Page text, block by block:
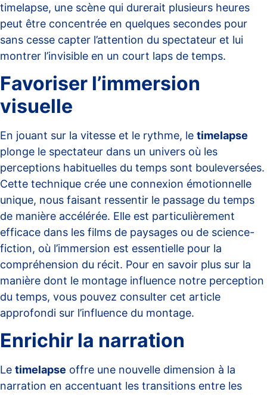
timelapse, une scène qui durerait plusieurs heures
peut être concentrée en quelques secondes pour
sans cesse capter l’attention du spectateur et lui
montrer l’invisible en un court laps de temps.
Favoriser l’immersion
visuelle
En jouant sur la vitesse et le rythme, le timelapse
plonge le spectateur dans un univers où les
perceptions habituelles du temps sont bouleversées.
Cette technique crée une connexion émotionnelle
unique, nous faisant ressentir le passage du temps
de manière accélérée. Elle est particulièrement
efficace dans les films de paysages ou de science-
fiction, où l’immersion est essentielle pour la
compréhension du récit. Pour en savoir plus sur la
manière dont le montage influence notre perception
du temps, vous pouvez consulter cet article
approfondi sur l’influence du montage.
Enrichir la narration
Le timelapse offre une nouvelle dimension à la
narration en accentuant les transitions entre les